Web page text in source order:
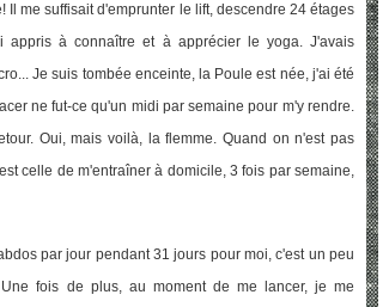
me suffisait d'emprunter le lift, descendre 24 étages
à connaître et à apprécier le yoga. J'avais
Je suis tombée enceinte, la Poule est née, j'ai été
ne fut-ce qu'un midi par semaine pour m'y rendre.
Oui, mais voilà, la flemme. Quand on n'est pas
celle de m'entraîner à domicile, 3 fois par semaine,
par jour pendant 31 jours pour moi, c'est un peu
fois de plus, au moment de me lancer, je me